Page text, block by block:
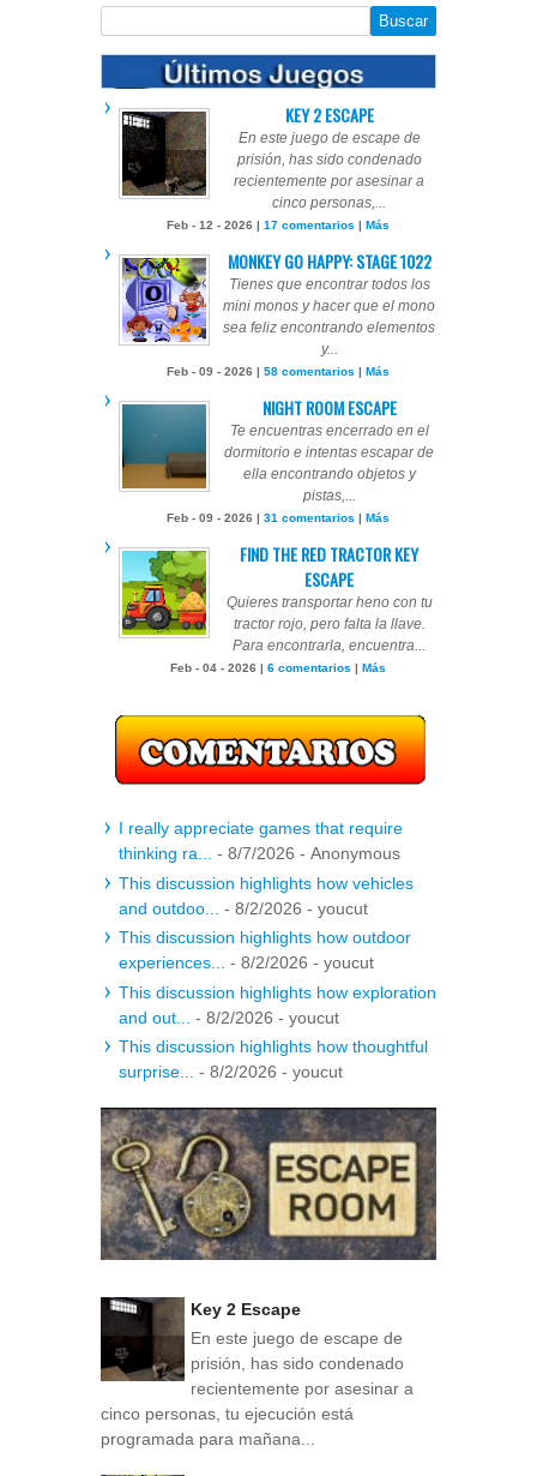
KEY 2 ESCAPE
En este juego de escape de
prisión, has sido condenado
recientemente por asesinar a
cinco personas,...
Feb - 12 - 2026 | 17 comentarios | Más
MONKEY GO HAPPY: STAGE 1022
Tienes que encontrar todos los
mini monos y hacer que el mono
sea feliz encontrando elementos
y...
Feb - 09 - 2026 | 58 comentarios | Más
NIGHT ROOM ESCAPE
Te encuentras encerrado en el
dormitorio e intentas escapar de
ella encontrando objetos y
pistas,...
Feb - 09 - 2026 | 31 comentarios | Más
FIND THE RED TRACTOR KEY
ESCAPE
Quieres transportar heno con tu
tractor rojo, pero falta la llave.
Para encontrarla, encuentra...
Feb - 04 - 2026 | 6 comentarios | Más
I really appreciate games that require
thinking ra...
- 8/7/2026 - Anonymous
This discussion highlights how vehicles
and outdoo...
- 8/2/2026 - youcut
This discussion highlights how outdoor
experiences...
- 8/2/2026 - youcut
This discussion highlights how exploration
and out...
- 8/2/2026 - youcut
This discussion highlights how thoughtful
surprise...
- 8/2/2026 - youcut
Key 2 Escape
En este juego de escape de
prisión, has sido condenado
recientemente por asesinar a
cinco personas, tu ejecución está
programada para mañana...